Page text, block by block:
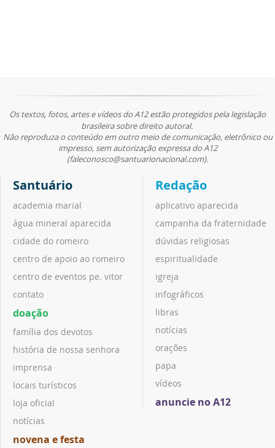
Os textos, fotos, artes e vídeos do A12 estão protegidos pela legislação
brasileira sobre direito autoral.
Não reproduza o conteúdo em outro meio de comunicação, eletrônico ou
impresso, sem autorização expressa do A12
(faleconosco@santuarionacional.com).
Santuário
academia marial
água mineral aparecida
cidade do romeiro
centro de apoio ao romeiro
centro de eventos pe. vitor
contato
doação
família dos devotos
história de nossa senhora
imprensa
locais turísticos
loja oficial
notícias
novena e festa
Redação
aplicativo aparecida
campanha da fraternidade
dúvidas religiosas
espiritualidade
igreja
infográficos
libras
notícias
orações
papa
vídeos
anuncie no A12